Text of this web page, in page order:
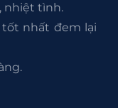
nhiệt tình.
tốt nhất đem lại